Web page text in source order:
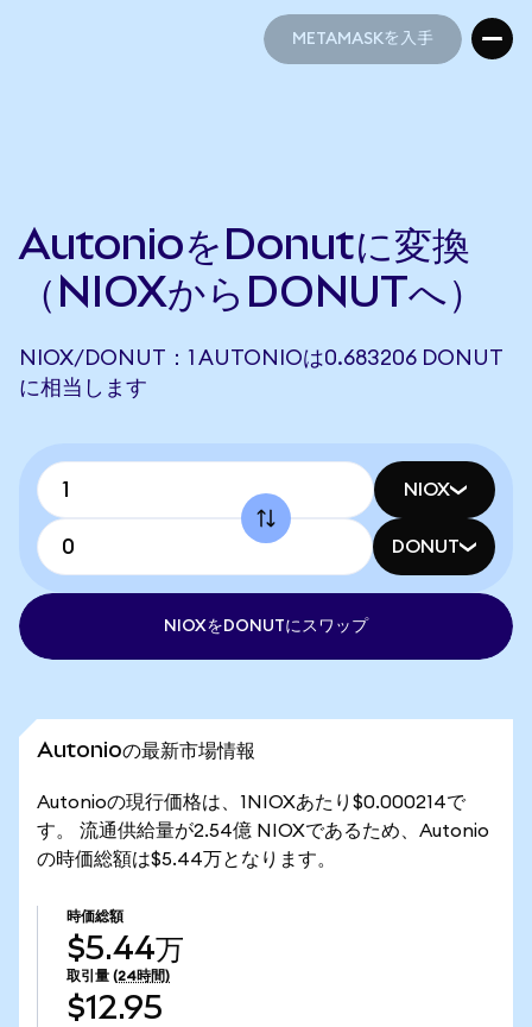
METAMASKを入手
AutonioをDonutに変換
（NIOXからDONUTへ）
NIOX/DONUT：1 AUTONIOは0.683206 DONUT
に相当します
NIOX
DONUT
NIOXをDONUTにスワップ
Autonioの最新市場情報
Autonioの現行価格は、1NIOXあたり$0.000214で
す。 流通供給量が2.54億 NIOXであるため、Autonio
の時価総額は$5.44万となります。
時価総額
$5.44万
取引量 (24時間)
$12.95